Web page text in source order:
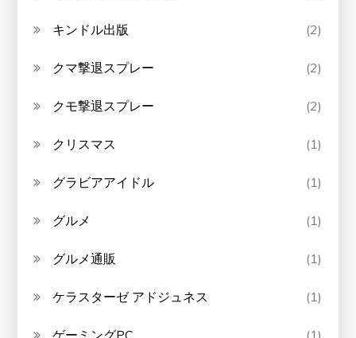
キンドル出版 (2)
クマ撃退スプレー (2)
クモ撃退スプレー (2)
クリスマス (1)
グラビアアイドル (1)
グルメ (1)
グルメ通販 (1)
ケラスターゼ アドジュネス (1)
ゲーミングPC (1)